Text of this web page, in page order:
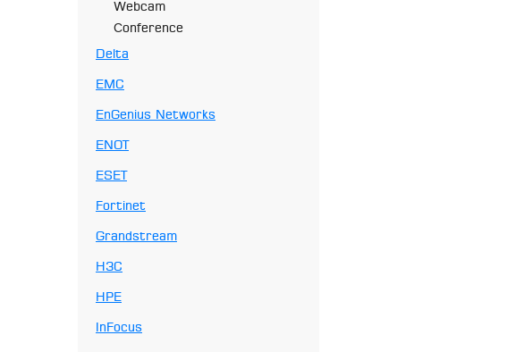
Webcam
Сonference
Delta
EMC
EnGenius Networks
ENOT
ESET
Fortinet
Grandstream
H3C
HPE
InFocus